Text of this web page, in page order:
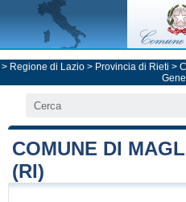
> Regione di Lazio > Provincia di Rieti >
COMUNE DI
(RI)